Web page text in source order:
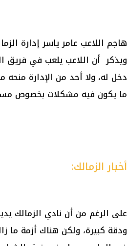
هاجم اللاعب عامر ياسر إدارة
دخل له، ولا أحد من الإدارة منحه
ما يكون فيه مشكلات بخصوص
أخبار الزمالك:
على الرغم من أن نادي الزمالك
ودقة كبيرة، ولكن هناك أزمة ما